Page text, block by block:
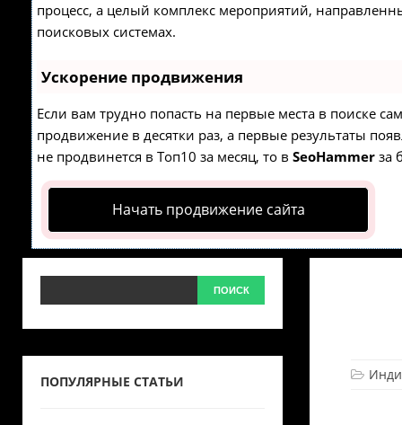
процесс, а целый комплекс мероприятий,
поисковых системах.
Ускорение продвижения
Если вам трудно попасть на первые места в поиске
продвижение в десятки раз, а первые результаты
не продвинется в Топ10 за месяц, то в SeoHammer за
Начать продвижение сайта
ПОПУЛЯРНЫЕ СТАТЬИ